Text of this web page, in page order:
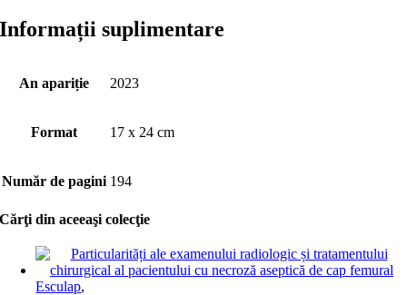
Informații suplimentare
An apariție 2023
Format 17 x 24 cm
Număr de pagini 194
Cărţi din aceeaşi colecţie
Esculap,